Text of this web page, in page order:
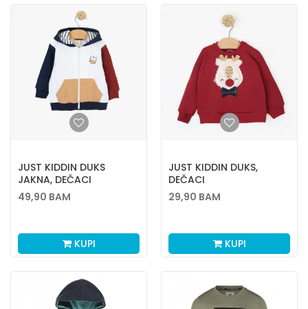
JUST KIDDIN DUKS
JAKNA, DEČACI
49,90 BAM
KUPI
JUST KIDDIN DUKS,
DEČACI
29,90 BAM
KUPI